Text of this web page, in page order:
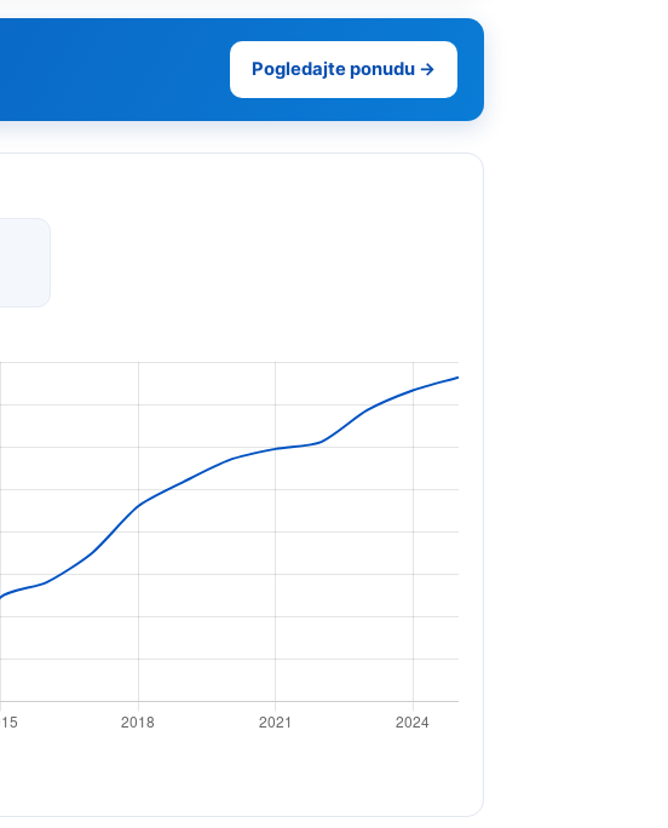
Pogledajte ponudu →